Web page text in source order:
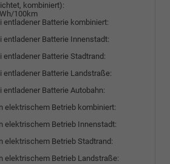
kombiniert):
100km
Batterie kombiniert:
Batterie Innenstadt:
Batterie Stadtrand:
Batterie Landstraße:
Batterie Autobahn:
elektrischem Betrieb kombiniert:
elektrischem Betrieb Innenstadt:
elektrischem Betrieb Stadtrand:
elektrischem Betrieb Landstraße: